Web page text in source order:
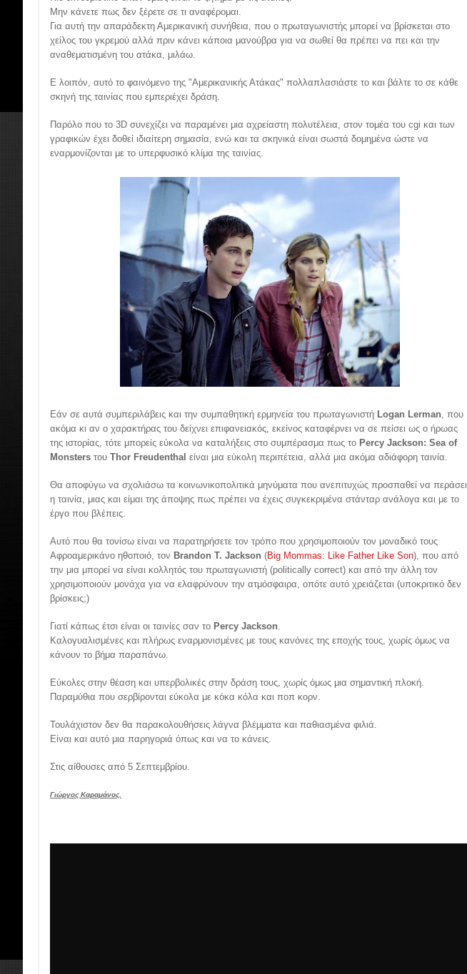
Μην κάνετε πως δεν ξέρετε σε τι αναφέρομαι.
Για αυτή την απαράδεκτη Αμερικανική συνήθεια, που ο πρωταγωνιστής μπορεί να βρίσκεται στο
χείλος του γκρεμού αλλά πριν κάνει κάποια μανούβρα για να σωθεί θα πρέπει να πει και την
αναθεματισμένη του ατάκα, μιλάω.
Ε λοιπόν, αυτό το φαινόμενο της "Αμερικανικής Ατάκας" πολλαπλασιάστε το και βάλτε το σε κάθε
σκηνή της ταινίας που εμπεριέχει δράση.
Παρόλο που το 3D συνεχίζει να παραμένει μια αχρείαστη πολυτέλεια, στον τομέα του cgi και των
γραφικών έχει δοθεί ιδιαίτερη σημασία, ενώ και τα σκηνικά είναι σωστά δομημένα ώστε να
εναρμονίζονται με το υπερφυσικό κλίμα της ταινίας.
Εάν σε αυτά συμπεριλάβεις και την συμπαθητική ερμηνεία του πρωταγωνιστή Logan Lerman , που
ακόμα κι αν ο χαρακτήρας του δείχνει επιφανειακός, εκείνος καταφέρνει να σε πείσει ως ο ήρωας
της ιστορίας, τότε μπορείς εύκολα να καταλήξεις στο συμπέρασμα πως το Percy Jackson: Sea of
Monsters του Thor Freudenthal είναι μια εύκολη περιπέτεια, αλλά μια ακόμα αδιάφορη ταινία.
Θα αποφύγω να σχολιάσω τα κοινωνικοπολιτικά μηνύματα που ανεπιτυχώς προσπαθεί να περάσει
η ταινία, μιας και είμαι της άποψης πως πρέπει να έχεις συγκεκριμένα στάνταρ ανάλογα και με το
έργο που βλέπεις.
Αυτό που θα τονίσω είναι να παρατηρήσετε τον τρόπο που χρησιμοποιούν τον μοναδικό τους
Αφροαμερικάνο ηθοποιό, τον Brandon T. Jackson (Big Mommas: Like Father Like Son), που από
την μια μπορεί να είναι κολλητός του πρωταγωνιστή (politically correct) και από την άλλη τον
χρησιμοποιούν μονάχα για να ελαφρύνουν την ατμόσφαιρα, οπότε αυτό χρειάζεται (υποκριτικό δεν
βρίσκεις;)
Γιατί κάπως έτσι είναι οι ταινίες σαν το Percy Jackson
Καλογυαλισμένες και πλήρως εναρμονισμένες με τους κανόνες της εποχής τους, χωρίς όμως να
κάνουν το βήμα παραπάνω.
Εύκολες στην θέαση και υπερβολικές στην δράση τους, χωρίς όμως μια σημαντική πλοκή.
Παραμύθια που σερβίρονται εύκολα με κόκα κόλα και ποπ κορν.
Τουλάχιστον δεν θα παρακολουθήσεις λάγνα βλέμματα και παθιασμένα φιλιά.
Είναι και αυτό μια παρηγοριά όπως και να το κάνεις.
Στις αίθουσες από 5 Σεπτεμβρίου.
Γιώργος Καραμάνος.